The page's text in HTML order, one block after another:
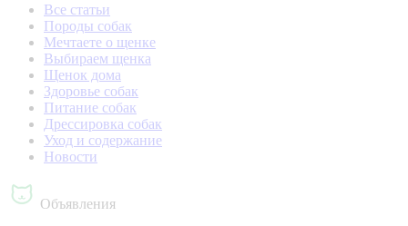
Все статьи
Породы собак
Мечтаете о щенке
Выбираем щенка
Щенок дома
Здоровье собак
Питание собак
Дрессировка собак
Уход и содержание
Новости
Объявления